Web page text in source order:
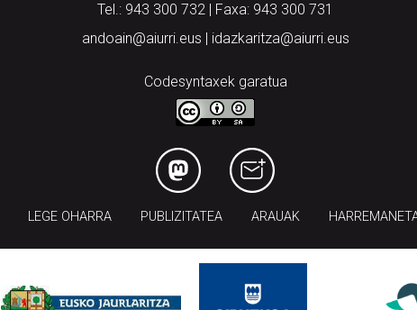
Tel.: 943 300 732 | Faxa: 943 300 731
andoain@aiurri.eus | idazkaritza@aiurri.eus
Codesyntaxek garatua
LEGE OHARRA PUBLIZITATEA ARAUAK